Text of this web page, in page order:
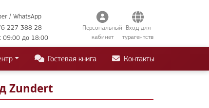
/ WhatsApp
227 388 28
09:00 до 18:00
Персональный
кабинет
Вход для
турагентств
Гостевая книга Контакты
Zundert